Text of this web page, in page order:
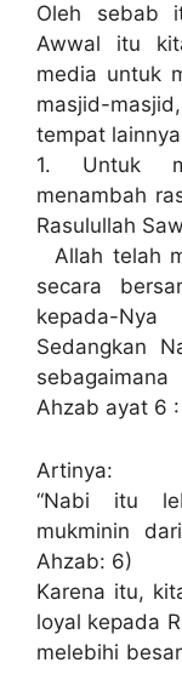
Oleh sebab
Awwal itu
media untuk
masjid-
tempat
1. Untuk
menambah
Rasulullah
Allah telah
secara
kepada-
Sedangkan
Ahzab ayat 6 :
Artinya:
“Nabi itu
mukminin
Ahzab: 6)
Karena itu,
loyal kepada
melebihi